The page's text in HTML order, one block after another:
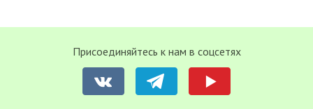
Присоединяйтесь к нам в соцсетях